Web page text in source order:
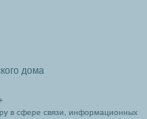
дома
в сфере связи, информационных